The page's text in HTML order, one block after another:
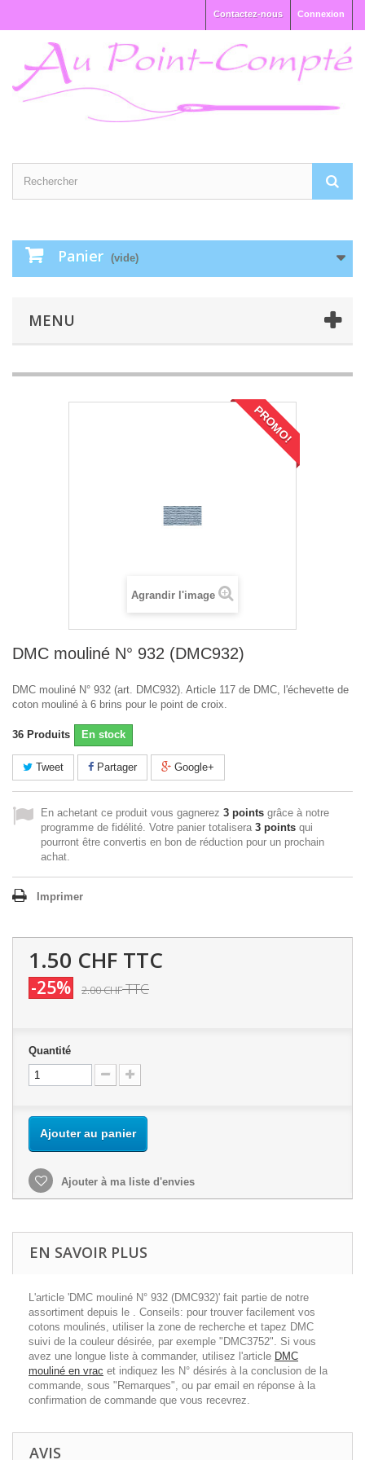
Connexion
Contactez-nous
Panier (vide)
MENU
PROMO!
Agrandir l'image
DMC mouliné N° 932 (DMC932)
DMC mouliné N° 932 (art. DMC932). Article 117 de DMC, l'échevette de
coton mouliné à 6 brins pour le point de croix.
36 Produits En stock
Tweet Partager Google+
En achetant ce produit vous gagnerez 3 points grâce à notre
programme de fidélité. Votre panier totalisera 3 points qui
pourront être convertis en bon de réduction pour un prochain
achat.
Imprimer
1.50 CHF TTC
-25% 2.00 CHFTTC
Quantité
Ajouter au panier
Ajouter à ma liste d'envies
EN SAVOIR PLUS
L'article 'DMC mouliné N° 932 (DMC932)' fait partie de notre
assortiment depuis le . Conseils: pour trouver facilement vos
cotons moulinés, utiliser la zone de recherche et tapez DMC
suivi de la couleur désirée, par exemple "DMC3752". Si vous
avez une longue liste à commander, utilisez l'article DMC
mouliné en vrac et indiquez les N° désirés à la conclusion de la
commande, sous "Remarques", ou par email en réponse à la
confirmation de commande que vous recevrez.
AVIS